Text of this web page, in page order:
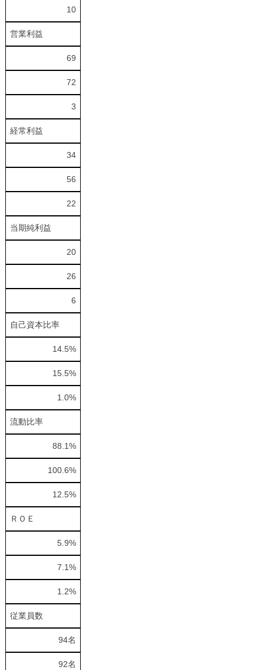
10
営業利益
69
72
3
経常利益
34
56
22
当期純利益
20
26
6
自己資本比率
14.5%
15.5%
1.0%
流動比率
88.1%
100.6%
12.5%
ＲＯＥ
5.9%
7.1%
1.2%
従業員数
94名
92名